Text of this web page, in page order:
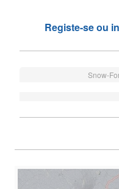
Registe-se ou
Snow-